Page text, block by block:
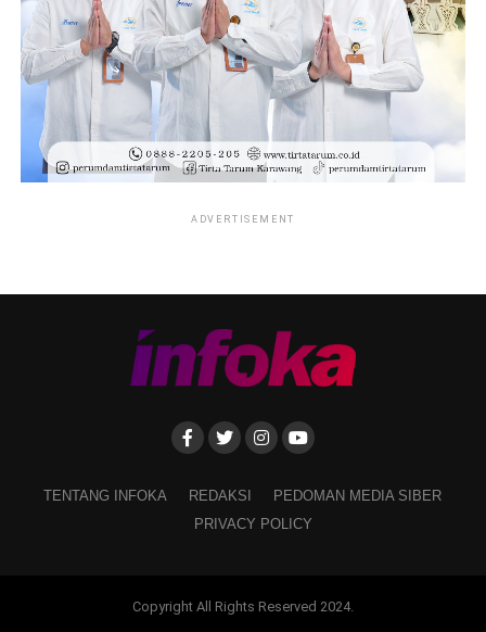
ADVERTISEMENT
TENTANG INFOKA REDAKSI
PEDOMAN MEDIA SIBER
PRIVACY POLICY
Copyright All Rights Reserved 2024.